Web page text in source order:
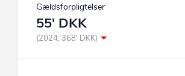
Gældsforpligtelser
55' DKK
(2024: 368' DKK)